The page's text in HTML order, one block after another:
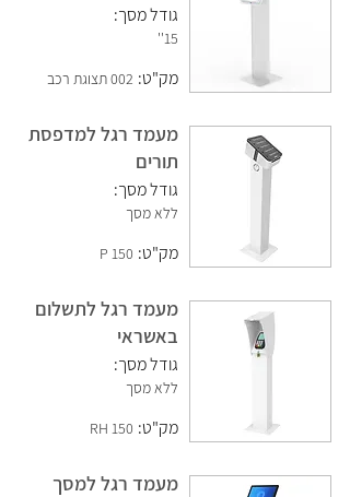
גודל מסך:
15''
002 תצוגת רכב מק"ט:
מעמד רגל למדפסת
תורים
גודל מסך:
ללא מסך
150 P מק"ט:
מעמד רגל לתשלום
באשראי
גודל מסך:
ללא מסך
150 RH מק"ט:
מעמד רגל למסך